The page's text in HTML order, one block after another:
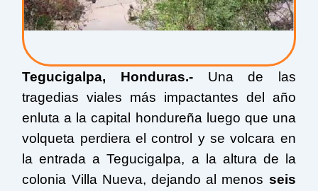
Tegucigalpa, Honduras.- Una de las
tragedias viales más impactantes del año
enluta a la capital hondureña luego que una
volqueta perdiera el control y se volcara en
la entrada a Tegucigalpa, a la altura de la
colonia Villa Nueva, dejando al menos seis